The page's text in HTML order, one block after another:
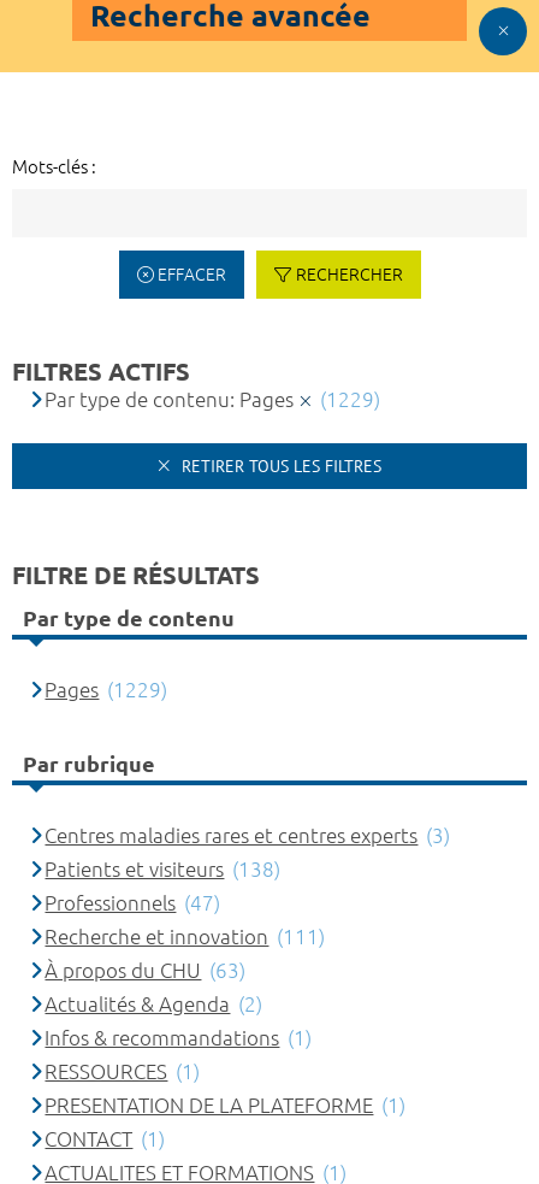
Recherche avancée
Mots-clés :
EFFACER RECHERCHER
FILTRES ACTIFS
Par type de contenu: Pages (1229)
RETIRER TOUS LES FILTRES
FILTRE DE RÉSULTATS
Par type de contenu
Pages (1229)
Par rubrique
Centres maladies rares et centres experts (3)
Patients et visiteurs (138)
Professionnels (47)
Recherche et innovation (111)
À propos du CHU (63)
Actualités & Agenda (2)
Infos & recommandations (1)
RESSOURCES (1)
PRESENTATION DE LA PLATEFORME (1)
CONTACT (1)
ACTUALITES ET FORMATIONS (1)